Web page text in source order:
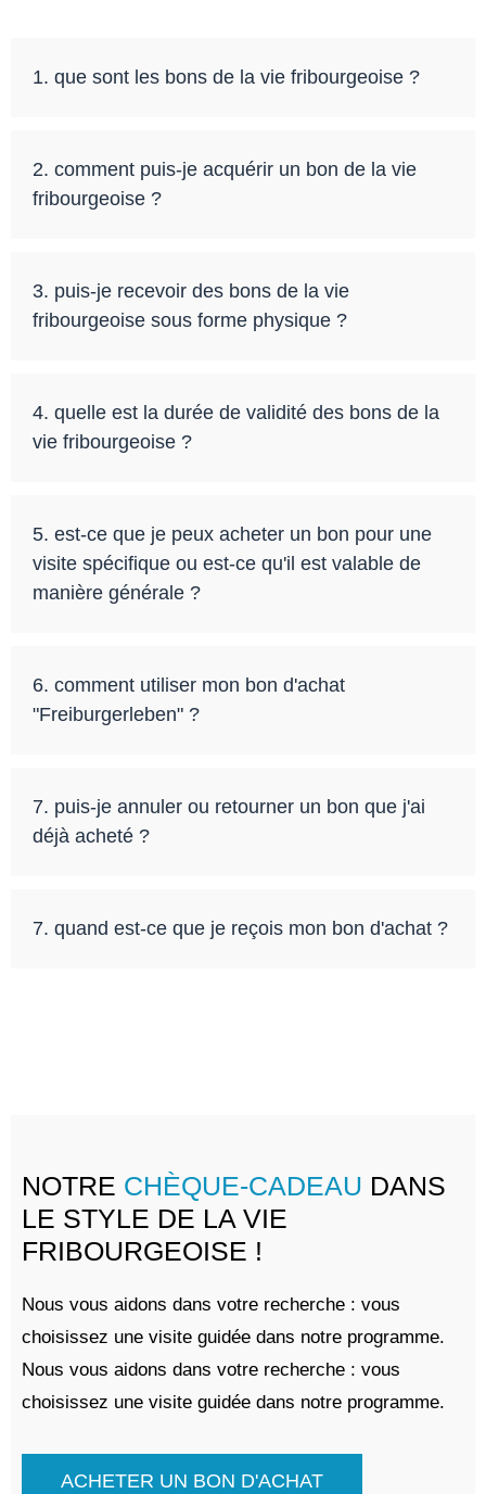
1. que sont les bons de la vie fribourgeoise ?
2. comment puis-je acquérir un bon de la vie
fribourgeoise ?
3. puis-je recevoir des bons de la vie
fribourgeoise sous forme physique ?
4. quelle est la durée de validité des bons de la
vie fribourgeoise ?
5. est-ce que je peux acheter un bon pour une
visite spécifique ou est-ce qu'il est valable de
manière générale ?
6. comment utiliser mon bon d'achat
"Freiburgerleben" ?
7. puis-je annuler ou retourner un bon que j'ai
déjà acheté ?
7. quand est-ce que je reçois mon bon d'achat ?
NOTRE CHÈQUE-CADEAU DANS
LE STYLE DE LA VIE
FRIBOURGEOISE !
Nous vous aidons dans votre recherche : vous
choisissez une visite guidée dans notre programme.
Nous vous aidons dans votre recherche : vous
choisissez une visite guidée dans notre programme.
ACHETER UN BON D'ACHAT